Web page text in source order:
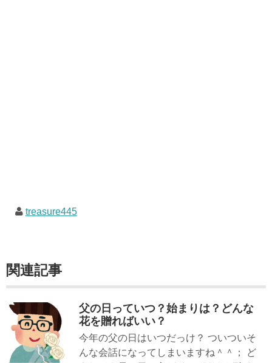
treasure445
関連記事
父の日っていつ？始まりは？どんな
花を贈ればいい？
今年の父の日はいつだっけ？ ついついそ
んな会話になってしまいますね＾＾； ど